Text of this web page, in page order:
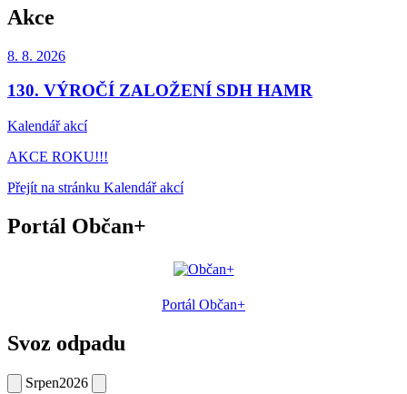
Akce
8. 8. 2026
130. VÝROČÍ ZALOŽENÍ SDH HAMR
Kalendář akcí
AKCE ROKU!!!
Přejít na stránku Kalendář akcí
Portál Občan+
Portál Občan+
Svoz odpadu
Srpen2026